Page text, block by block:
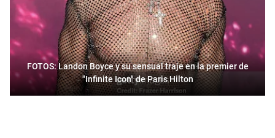
FOTOS: Landon Boyce y su sensual traje en la premier de
"Infinite Icon" de Paris Hilton